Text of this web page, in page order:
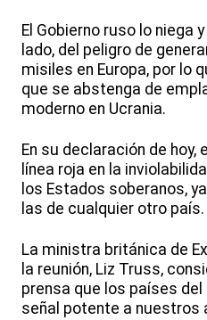
El Gobierno ruso lo niega
lado, del peligro de
misiles en Europa, por lo
que se abstenga de
moderno en Ucrania.
En su declaración de hoy,
línea roja en la
los Estados soberanos,
las de cualquier otro país.
La ministra británica de
la reunión, Liz Truss,
prensa que los países del
señal potente a nuestros